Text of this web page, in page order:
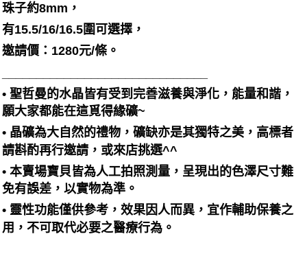
珠子約8mm，
有15.5/16/16.5圍可選擇，
邀請價：1280元/條。
• 聖哲曼的水晶皆有受到完善滋養與淨化，能量和諧，
願大家都能在這覓得緣礦~
• 晶礦為大自然的禮物，礦缺亦是其獨特之美，高標者
請斟酌再行邀請，或來店挑選^^
• 本賣場寶貝皆為人工拍照測量，呈現出的色澤尺寸難
免有誤差，以實物為準。
• 靈性功能僅供參考，效果因人而異，宜作輔助保養之
用，不可取代必要之醫療行為。